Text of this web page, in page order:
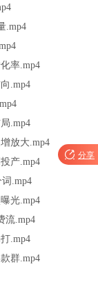
.mp4
率.mp4
.mp4
.mp4
放大.mp4
产.mp4
.mp4
光.mp4
流.mp4
.mp4
群.mp4
 分享